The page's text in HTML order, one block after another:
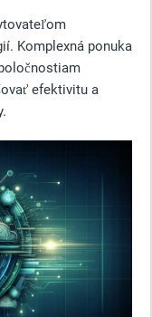
Komplexná ponuka
efektivitu a